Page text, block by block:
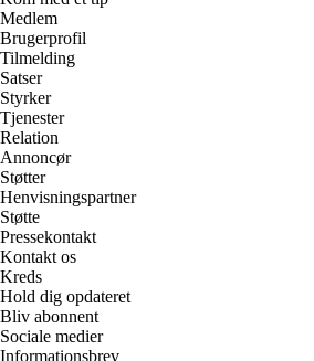
Medlem
Brugerprofil
Tilmelding
Satser
Styrker
Tjenester
Relation
Annoncør
Støtter
Henvisningspartner
Støtte
Pressekontakt
Kontakt os
Kreds
Hold dig opdateret
Bliv abonnent
Sociale medier
Informationsbrev